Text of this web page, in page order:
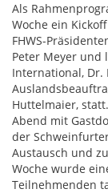
Als
Woche ein
FHWS-
Peter Meyer und
International, Dr.
Huttelmaier,
Abend mit
der
Austausch und
Woche wurde
Teilnehmenden